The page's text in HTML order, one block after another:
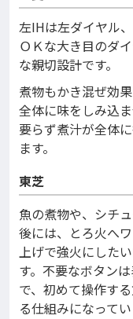
左IHは左ダイヤル
ＯＫな大き目のダ
な親切設計です。
煮物もかき混ぜ効
全体に味をしみ込
要らず煮汁が全体
ます。
東芝
魚の煮物や、シチ
後には、とろ火へ
上げで強火にした
す。不要なボタン
で、初めて操作す
る仕組みになってい